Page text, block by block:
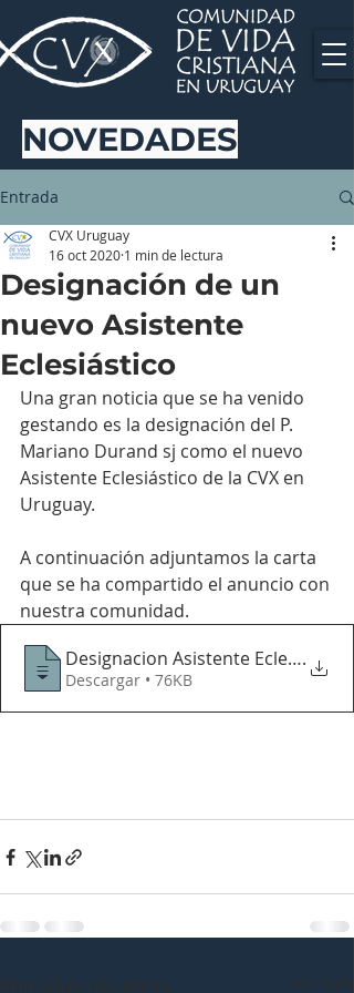
NOVEDADES
Entrada
Designación de un
nuevo Asistente
Eclesiástico
CVX Uruguay
16 oct 2020 1 min de lectura
Una gran noticia que se ha venido
gestando es la designación del P.
Mariano Durand sj como el nuevo
Asistente Eclesiástico de la CVX en
Uruguay.
A continuación adjuntamos la carta
que se ha compartido el anuncio con
nuestra comunidad.
Designacion Asistente Eclesiastico
.
Descargar • 76KB